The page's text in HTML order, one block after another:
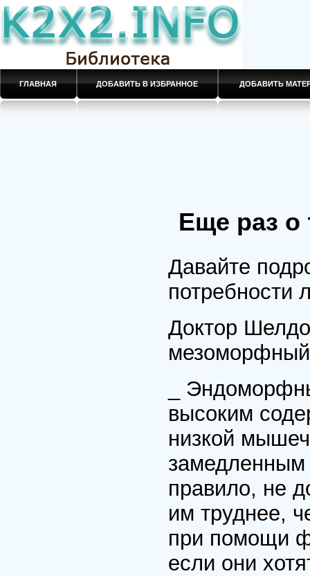
ГЛАВНАЯ ДОБАВИТЬ В ИЗБРАННОЕ ДОБАВИТЬ
Еще раз о
Давайте
потребности
Доктор
_
высоким
низкой
замедленным
правило, не
им труднее,
при помощи
если они